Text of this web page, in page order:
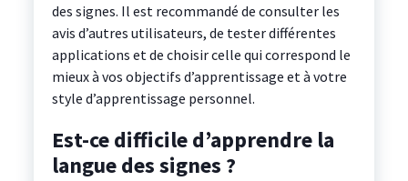
des signes. Il est recommandé de consulter les
avis d’autres utilisateurs, de tester différentes
applications et de choisir celle qui correspond le
mieux à vos objectifs d’apprentissage et à votre
style d’apprentissage personnel.
Est-ce difficile d’apprendre la
langue des signes ?